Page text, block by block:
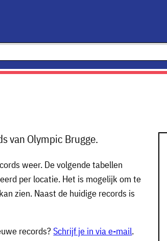
van Olympic Brugge.
weer. De volgende tabellen
per locatie. Het is mogelijk om te
zien. Naast de huidige records is
records? Schrijf je in via e-mail.